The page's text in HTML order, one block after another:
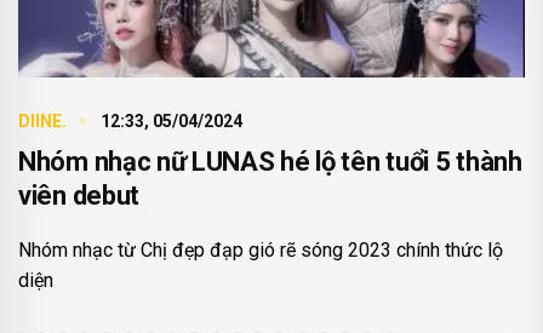
DIINE. 12:33, 05/04/2024
Nhóm nhạc nữ LUNAS hé lộ tên tuổi 5 thành
viên debut
Nhóm nhạc từ Chị đẹp đạp gió rẽ sóng 2023 chính thức lộ
diện